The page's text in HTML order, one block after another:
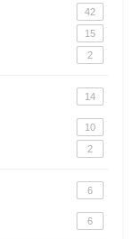
42
15
2
14
10
2
6
6